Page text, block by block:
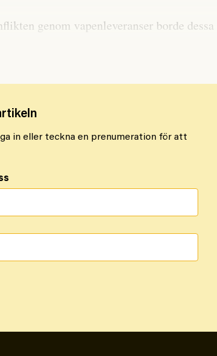
genom vapenleveranser borde dessa
in eller teckna en prenumeration för att